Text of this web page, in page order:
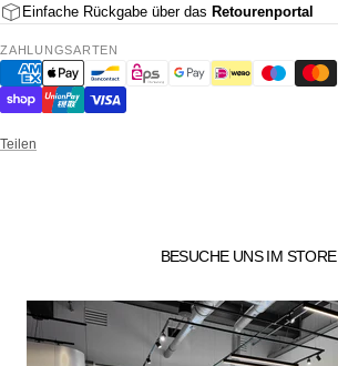
Einfache Rückgabe über das Retourenportal
ZAHLUNGSARTEN
Teilen
BESUCHE UNS IM STORE